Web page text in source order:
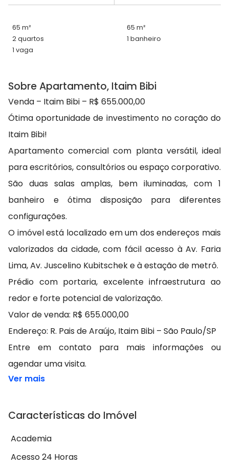
65 m²
65 m²
2 quartos
1 banheiro
1 vaga
Sobre Apartamento, Itaim Bibi
Venda – Itaim Bibi – R$ 655.000,00
Ótima oportunidade de investimento no coração do
Itaim Bibi!
Apartamento comercial com planta versátil, ideal
para escritórios, consultórios ou espaço corporativo.
São duas salas amplas, bem iluminadas, com 1
banheiro e ótima disposição para diferentes
configurações.
O imóvel está localizado em um dos endereços mais
valorizados da cidade, com fácil acesso à Av. Faria
Lima, Av. Juscelino Kubitschek e à estação de metrô.
Prédio com portaria, excelente infraestrutura ao
redor e forte potencial de valorização.
Valor de venda: R$ 655.000,00
Endereço: R. Pais de Araújo, Itaim Bibi – São Paulo/SP
Entre em contato para mais informações ou
agendar uma visita.
Ver mais
Características do Imóvel
Academia
Acesso 24 Horas